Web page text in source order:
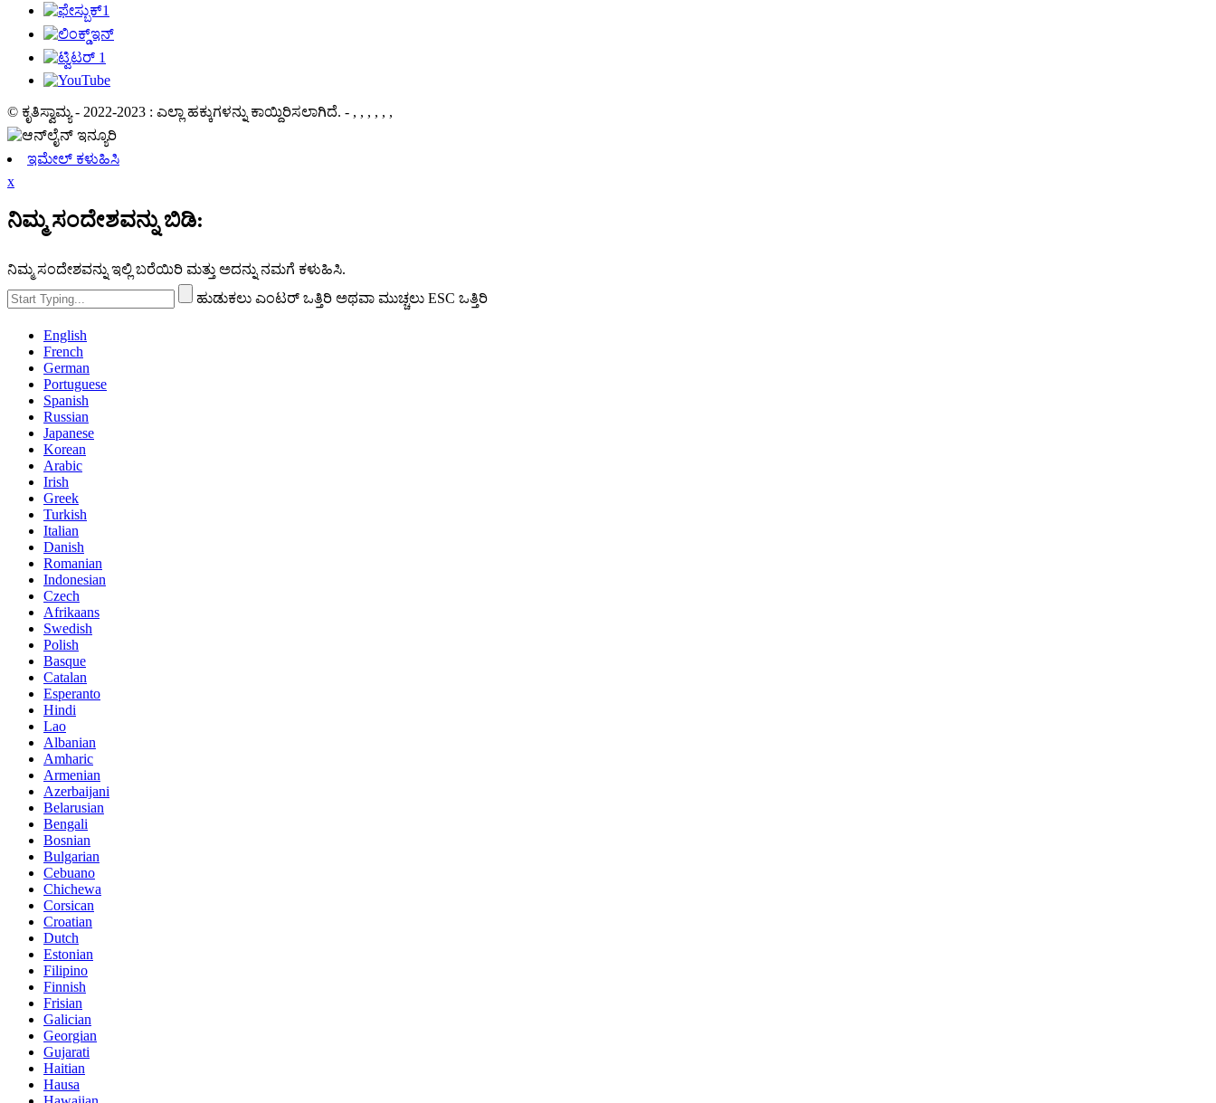
© ಕೃತಿಸ್ವಾಮ್ಯ - 2022-2023 : ಎಲ್ಲಾ ಹಕ್ಕುಗಳನ್ನು ಕಾಯ್ದಿರಿಸಲಾಗಿದೆ. - , , , , , ,
ಇಮೇಲ್ ಕಳುಹಿಸಿ
x
ನಿಮ್ಮ ಸಂದೇಶವನ್ನು ಬಿಡಿ:
ನಿಮ್ಮ ಸಂದೇಶವನ್ನು ಇಲ್ಲಿ ಬರೆಯಿರಿ ಮತ್ತು ಅದನ್ನು ನಮಗೆ ಕಳುಹಿಸಿ.
ಹುಡುಕಲು ಎಂಟರ್ ಒತ್ತಿರಿ ಅಥವಾ ಮುಚ್ಚಲು ESC ಒತ್ತಿರಿ
English
French
German
Portuguese
Spanish
Russian
Japanese
Korean
Arabic
Irish
Greek
Turkish
Italian
Danish
Romanian
Indonesian
Czech
Afrikaans
Swedish
Polish
Basque
Catalan
Esperanto
Hindi
Lao
Albanian
Amharic
Armenian
Azerbaijani
Belarusian
Bengali
Bosnian
Bulgarian
Cebuano
Chichewa
Corsican
Croatian
Dutch
Estonian
Filipino
Finnish
Frisian
Galician
Georgian
Gujarati
Haitian
Hausa